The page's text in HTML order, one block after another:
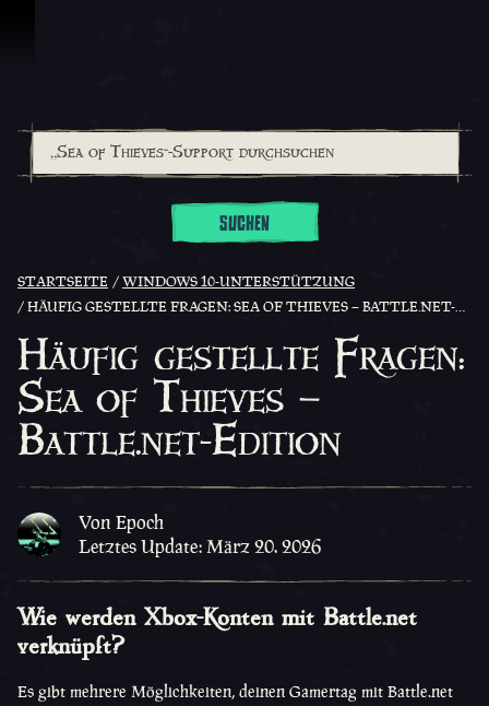
SUCHEN
STARTSEITE
WINDOWS 10-UNTERSTÜTZUNG
HÄUFIG GESTELLTE FRAGEN: SEA OF THIEVES – BATTLE.NET-EDITION
Häufig gestellte Fragen:
Sea of Thieves –
Battle.net-Edition
Von Epoch
Letztes Update: März 20. 2026
Wie werden Xbox-Konten mit Battle.net
verknüpft?
Es gibt mehrere Möglichkeiten, deinen Gamertag mit Battle.net